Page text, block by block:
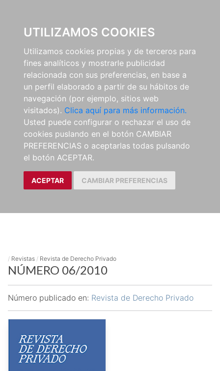
UTILIZAMOS COOKIES
Utilizamos cookies propias y de terceros para
fines analíticos y mostrarle publicidad
relacionada con sus preferencias, en base a
un perfil elaborado a partir de su hábitos de
navegación (por ejemplo, sitios web
visitados). Clica aquí para más información.
Usted puede configurar o rechazar el uso de
cookies puslando en el botón CAMBIAR
PREFERENCIAS o aceptarlas todas pulsando
el botón ACEPTAR.
ACEPTAR CAMBIAR PREFERENCIAS
/ Revistas / Revista de Derecho Privado
NÚMERO 06/2010
Número publicado en: Revista de Derecho Privado